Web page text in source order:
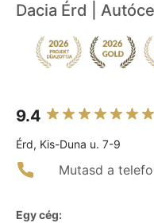
Dacia Érd |
9.4
Érd, Kis-Duna u. 7-9
Mutasd a
Egy cég: